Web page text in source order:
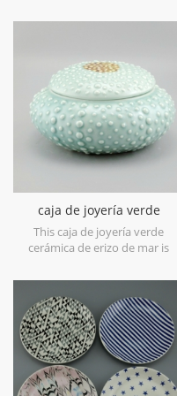
caja de joyería verde
cerámica de erizo de mar
This caja de joyería verde
cerámica de erizo de mar is
glossy glaze. Can be used for
jewelry storage or dry food and
goods. Microwave safe and food
safe.